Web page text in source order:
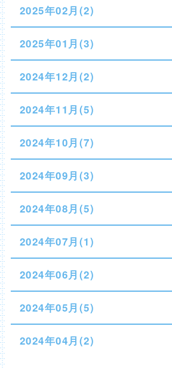
2025年02月(2)
2025年01月(3)
2024年12月(2)
2024年11月(5)
2024年10月(7)
2024年09月(3)
2024年08月(5)
2024年07月(1)
2024年06月(2)
2024年05月(5)
2024年04月(2)